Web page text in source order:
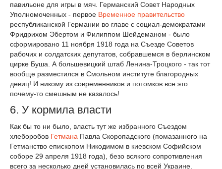
павильоне для игры в мяч. Германский Совет Народных
Уполномоченных - первое Временное правительство
республиканской Германии во главе с социал-демократами
Фридрихом Эбертом и Филиппом Шейдеманом - было
сформировано 11 ноября 1918 года на Съезде Советов
рабочих и солдатских депутатов, собравшемся в берлинском
цирке Буша. А большевицкий штаб Ленина-Троцкого - так тот
вообще разместился в Смольном институте благородных
девиц! И никому из современников и потомков все это
почему-то смешным не казалось!
6. У кормила власти
Как бы то ни было, власть тут же избранного Съездом
хлеборобов Гетмана Павла Скоропадского (помазанного на
Гетманство епископом Никодимом в киевском Софийском
соборе 29 апреля 1918 года), безо всякого сопротивления
всего за несколько дней установилась по всей Украине.